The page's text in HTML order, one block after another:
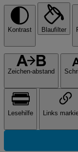
Kontrast Blaufilter
Zeichen-abstand
Lesehilfe Links